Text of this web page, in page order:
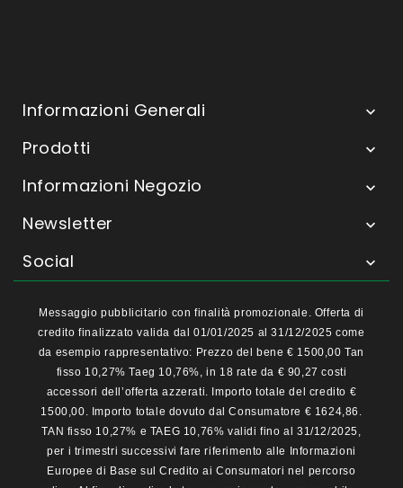
Informazioni Generali 
Prodotti 
Informazioni Negozio 
Newsletter 
Social 
Messaggio pubblicitario con finalità promozionale. Offerta di
credito finalizzato valida dal 01/01/2025 al 31/12/2025 come
da esempio rappresentativo: Prezzo del bene € 1500,00 Tan
fisso 10,27% Taeg 10,76%, in 18 rate da € 90,27 costi
accessori dell’offerta azzerati. Importo totale del credito €
1500,00. Importo totale dovuto dal Consumatore € 1624,86.
TAN fisso 10,27% e TAEG 10,76% validi fino al 31/12/2025,
per i trimestri successivi fare riferimento alle Informazioni
Europee di Base sul Credito ai Consumatori nel percorso